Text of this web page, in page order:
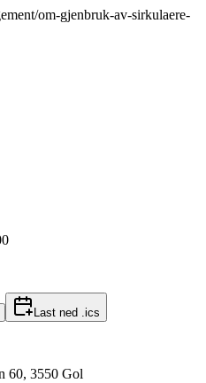
om-gjenbruk-av-sirkulaere-
Last ned .ics
60, 3550 Gol